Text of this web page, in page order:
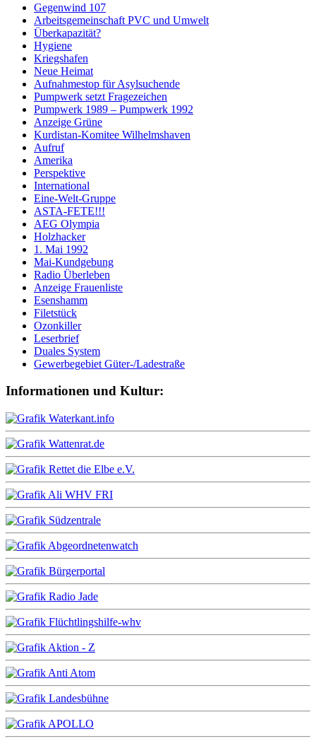
Gegenwind 107
Arbeitsgemeinschaft PVC und Umwelt
Überkapazität?
Hygiene
Kriegshafen
Neue Heimat
Aufnahmestop für Asylsuchende
Pumpwerk setzt Fragezeichen
Pumpwerk 1989 – Pumpwerk 1992
Anzeige Grüne
Kurdistan-Komitee Wilhelmshaven
Aufruf
Amerika
Perspektive
International
Eine-Welt-Gruppe
ASTA-FETE!!!
AEG Olympia
Holzhacker
1. Mai 1992
Mai-Kundgebung
Radio Überleben
Anzeige Frauenliste
Esenshamm
Filetstück
Ozonkiller
Leserbrief
Duales System
Gewerbegebiet Güter-/Ladestraße
Informationen und Kultur: